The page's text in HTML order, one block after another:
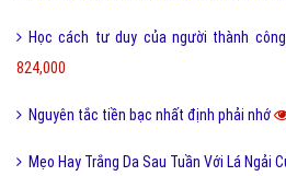
Học cách tư duy của người thành
824,000
Nguyên tắc tiền bạc nhất định phải nhớ
Mẹo Hay Trắng Da Sau Tuần Với Lá Ngải